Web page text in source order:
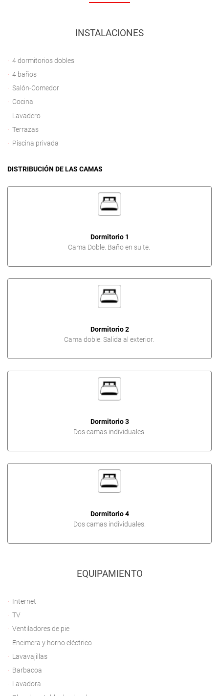
INSTALACIONES
4 dormitorios dobles
4 baños
Salón-Comedor
Cocina
Lavadero
Terrazas
Piscina privada
DISTRIBUCIÓN DE LAS CAMAS
Dormitorio 1
Cama Doble. Baño en suite.
Dormitorio 2
Cama doble. Salida al exterior.
Dormitorio 3
Dos camas individuales.
Dormitorio 4
Dos camas individuales.
EQUIPAMIENTO
Internet
TV
Ventiladores de pie
Encimera y horno eléctrico
Lavavajillas
Barbacoa
Lavadora